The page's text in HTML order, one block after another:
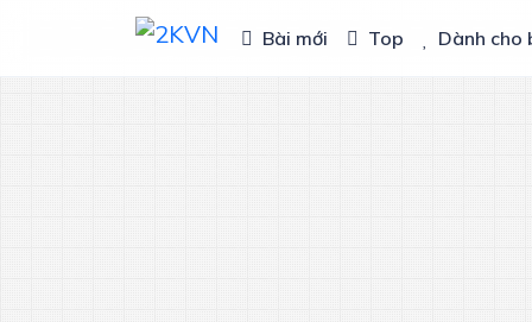
Bài mới Top Dành cho